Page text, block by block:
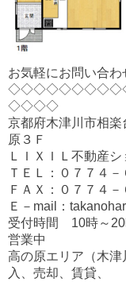
お気軽にお問い合わ
◇◇◇◇
京都府木津川市相
原３Ｆ
ＬＩＸＩＬ不動産
ＴＥＬ：０７７４－
ＦＡＸ：０７７４
Ｅ－mail：
受付時間 10時～
営業中
高の原エリア（木
入、売却、賃貸、